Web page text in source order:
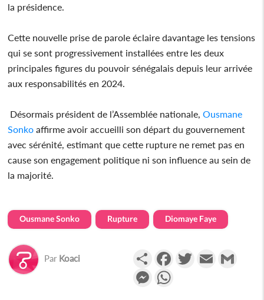
la présidence.
Cette nouvelle prise de parole éclaire davantage les tensions
qui se sont progressivement installées entre les deux
principales figures du pouvoir sénégalais depuis leur arrivée
aux responsabilités en 2024.
Désormais président de l’Assemblée nationale,Ousmane
Sonko affirme avoir accueilli son départ du gouvernement
avec sérénité, estimant que cette rupture ne remet pas en
cause son engagement politique ni son influence au sein de
la majorité.
Ousmane Sonko Rupture Diomaye Faye
Par Koaci PartagerFacebookTwitterEmail
Messenger